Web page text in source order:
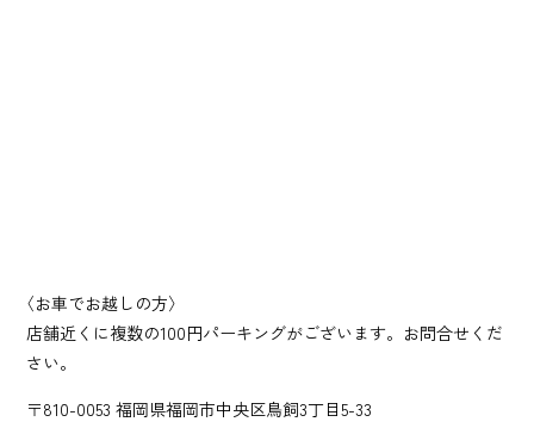
〈お車でお越しの方〉
店舗近くに複数の100円パーキングがございます。お問合せくだ
さい。
〒810-0053 福岡県福岡市中央区鳥飼3丁目5-33